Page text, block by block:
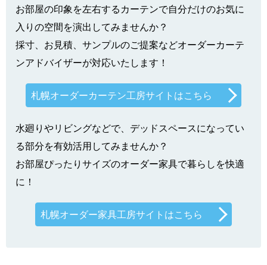
お部屋の印象を左右するカーテンで自分だけのお気に
入りの空間を演出してみませんか？
採寸、お見積、サンプルのご提案などオーダーカーテ
ンアドバイザーが対応いたします！
札幌オーダーカーテン工房サイトはこちら
水廻りやリビングなどで、デッドスペースになってい
る部分を有効活用してみませんか？
お部屋ぴったりサイズのオーダー家具で暮らしを快適
に！
札幌オーダー家具工房サイトはこちら